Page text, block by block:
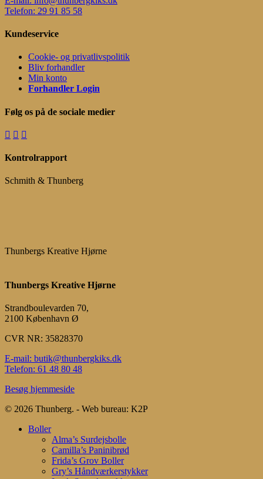
Telefon: 29 91 85 58
Kundeservice
Cookie- og privatlivspolitik
Bliv forhandler
Min konto
Forhandler Login
Følg os på de sociale medier
Kontrolrapport
Schmith & Thunberg
Thunbergs Kreative Hjørne
Thunbergs Kreative Hjørne
Strandboulevarden 70,
2100 København Ø
CVR NR: 35828370
E-mail: butik@thunbergkiks.dk
Telefon: 61 48 80 48
Besøg hjemmeside
© 2026 Thunberg. - Web bureau: K2P
Close
Boller
Alma’s Surdejsbolle
Camilla’s Paninibrød
Frida’s Grov Boller
Gry’s Håndværkerstykker